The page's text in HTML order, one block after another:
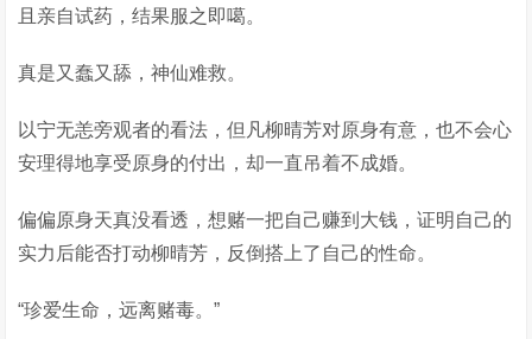
且亲自试药，结果服之即噶。
真是又蠢又舔，神仙难救。
以宁无恙旁观者的看法，但凡柳晴芳对原身有意，也不会心
安理得地享受原身的付出，却一直吊着不成婚。
偏偏原身天真没看透，想赌一把自己赚到大钱，证明自己的
实力后能否打动柳晴芳，反倒搭上了自己的性命。
“珍爱生命，远离赌毒。”